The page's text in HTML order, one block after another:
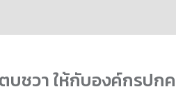
ชวา ให้กับองค์กรปก